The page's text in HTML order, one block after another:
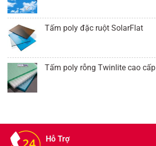
Tấm poly đặc ruột SolarFlat
Tấm poly rỗng Twinlite cao cấp
Hỗ Trợ